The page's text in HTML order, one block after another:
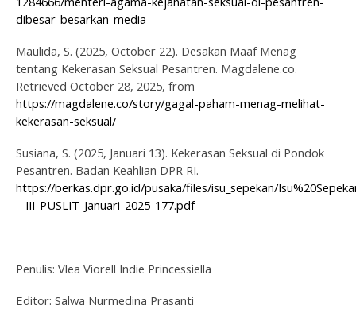
dibesar-besarkan-media
Maulida, S. (2025, October 22). Desakan Maaf Menag
tentang Kekerasan Seksual Pesantren. Magdalene.co.
Retrieved October 28, 2025, from
https://magdalene.co/story/gagal-paham-menag-melihat-
kekerasan-seksual/
Susiana, S. (2025, Januari 13). Kekerasan Seksual di Pondok
Pesantren. Badan Keahlian DPR RI.
https://berkas.dpr.go.id/pusaka/files/isu_sepekan/
--III-PUSLIT-Januari-2025-177.pdf
Penulis: Vlea Viorell Indie Princessiella
Editor: Salwa Nurmedina Prasanti